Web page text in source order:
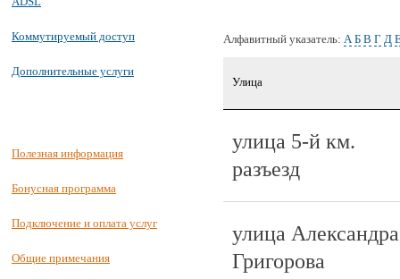
Коммутируемый доступ
Дополнительные услуги
Полезная информация
Бонусная программа
Подключение и оплата услуг
Общие примечания
Алфавитный указатель: А Б В Г Д
Улица
улица 5-й км.
разъезд
улица Александра
Григорова